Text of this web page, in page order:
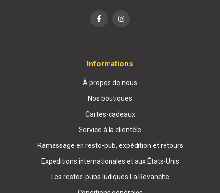
Informations
À propos de nous
Nos boutiques
Cartes-cadeaux
Service à la clientèle
Ramassage en resto-pub, expédition et retours
Expéditions internationales et aux États-Unis
Les restos-pubs ludiques La Revanche